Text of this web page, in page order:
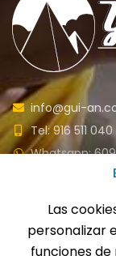
info@gui-
Tel: 916 511 040
Whatsapp: 609
Fax: 916 537
Las
personalizar
funciones